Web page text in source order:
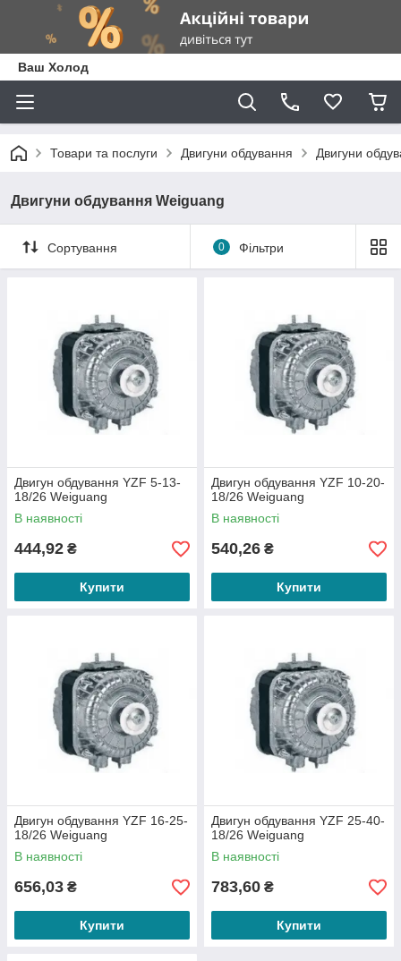
Ваш Холод
Товари та послуги Двигуни обдування Двигуни
Двигуни обдування Weiguang
Сортування 0 Фільтри
Двигун обдування YZF 5-13-
18/26 Weiguang
В наявності
444,92 ₴
Купити
Двигун обдування YZF 10-20-
18/26 Weiguang
В наявності
540,26 ₴
Купити
Двигун обдування YZF 16-25-
18/26 Weiguang
В наявності
656,03 ₴
Купити
Двигун обдування YZF 25-40-
18/26 Weiguang
В наявності
783,60 ₴
Купити